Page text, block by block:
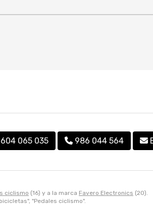
ciclismo (16) y a la marca Favero Electronics (20).
"Pedales ciclismo".
604 065 035 986 044 564